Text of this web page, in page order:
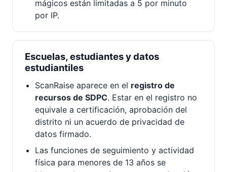
mágicos están limitadas a 5 por minuto
por IP.
Escuelas, estudiantes y datos
estudiantiles
ScanRaise aparece en el registro de
recursos de SDPC. Estar en el registro no
equivale a certificación, aprobación del
distrito ni un acuerdo de privacidad de
datos firmado.
Las funciones de seguimiento y actividad
física para menores de 13 años se